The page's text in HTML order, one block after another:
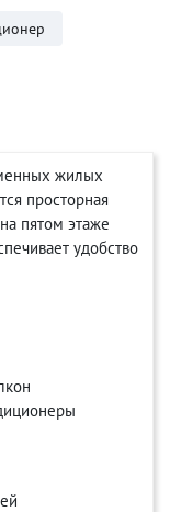
жилых
просторная
пятом этаже
удобство